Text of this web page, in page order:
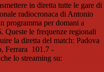
in diretta tutte le gare di
radiocronaca di Antonio
programma per domani a
Queste le frequenze regionali
la diretta del match: Padova
Ferrara 101.7 -
lo streaming su: